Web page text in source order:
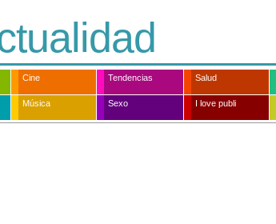
Cine Tendencias Salud
Música Sexo I love publi